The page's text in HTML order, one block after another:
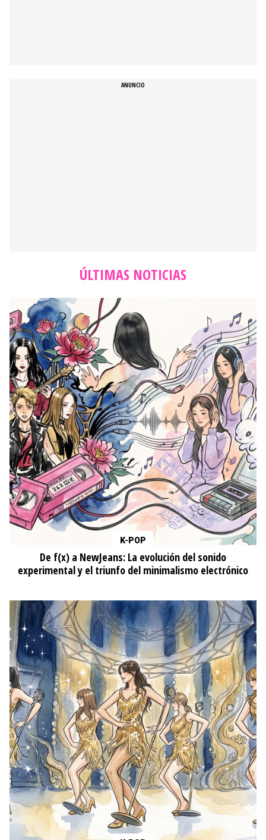
ÚLTIMAS NOTICIAS
K-POP
De f(x) a NewJeans: La evolución del sonido
experimental y el triunfo del minimalismo electrónico